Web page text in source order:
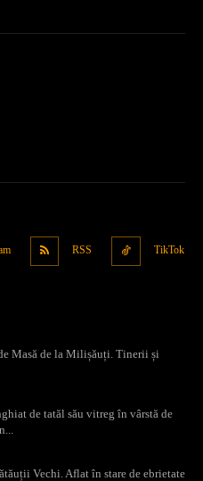
RSS TikTok
Masă de la Milișăuți. Tinerii și
de tatăl său vitreg în vârstă de
Vechi. Aflat în stare de ebrietate